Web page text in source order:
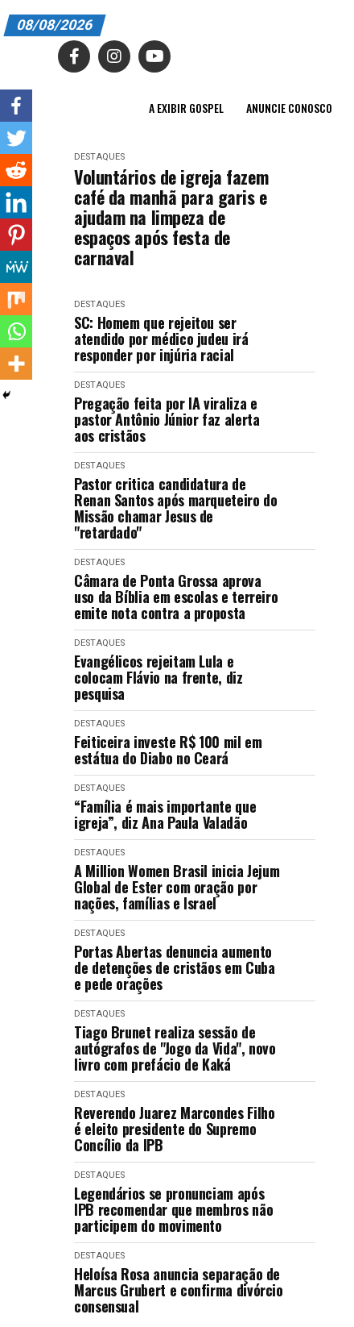
A EXIBIR GOSPEL
EDITORIAL
ENTREVISTAS
FINALIZAR COMPRA
HOME
LANÇAMENTOS
08/08/2026
A EXIBIR GOSPEL ANUNCIE CONOSCO
DESTAQUES
Voluntários de igreja fazem
café da manhã para garis e
ajudam na limpeza de
espaços após festa de
carnaval
DESTAQUES
SC: Homem que rejeitou ser
atendido por médico judeu irá
responder por injúria racial
DESTAQUES
Pregação feita por IA viraliza e
pastor Antônio Júnior faz alerta
aos cristãos
DESTAQUES
Pastor critica candidatura de
Renan Santos após marqueteiro do
Missão chamar Jesus de
"retardado"
DESTAQUES
Câmara de Ponta Grossa aprova
uso da Bíblia em escolas e terreiro
emite nota contra a proposta
DESTAQUES
Evangélicos rejeitam Lula e
colocam Flávio na frente, diz
pesquisa
DESTAQUES
Feiticeira investe R$ 100 mil em
estátua do Diabo no Ceará
DESTAQUES
“Família é mais importante que
igreja”, diz Ana Paula Valadão
DESTAQUES
A Million Women Brasil inicia Jejum
Global de Ester com oração por
nações, famílias e Israel
DESTAQUES
Portas Abertas denuncia aumento
de detenções de cristãos em Cuba
e pede orações
DESTAQUES
Tiago Brunet realiza sessão de
autógrafos de "Jogo da Vida", novo
livro com prefácio de Kaká
DESTAQUES
Reverendo Juarez Marcondes Filho
é eleito presidente do Supremo
Concílio da IPB
DESTAQUES
Legendários se pronunciam após
IPB recomendar que membros não
participem do movimento
DESTAQUES
Heloísa Rosa anuncia separação de
Marcus Grubert e confirma divórcio
consensual